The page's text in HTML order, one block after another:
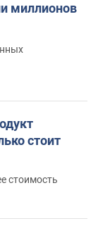
миллионов
стоит
стоимость